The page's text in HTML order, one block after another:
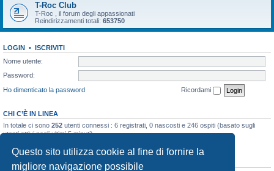
Questo sito utilizza cookie al fine di fornire la
migliore navigazione possibile
T-Roc Club
T-Roc , il forum degli appassionati
Reindirizzamenti totali: 653750
LOGIN • ISCRIVITI
Nome utente:
Password:
Ho dimenticato la password
Ricordami
CHI C’È IN LINEA
In totale ci sono 252 utenti connessi : 6 registrati, 0 nascosti e 246 ospiti (basato sugli
utenti attivi negli ultimi 5 minuti)
STATISTICHE